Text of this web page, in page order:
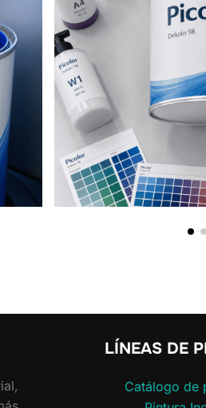
LÍNEAS DE
Catálogo de